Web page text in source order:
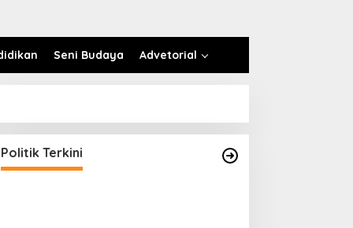
Seni Budaya Advetorial
Politik Terkini